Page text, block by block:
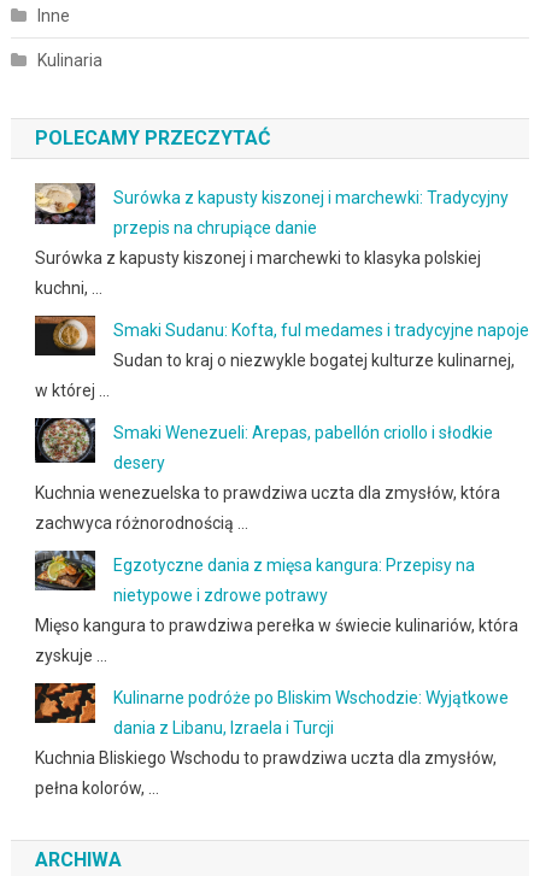
Inne
Kulinaria
POLECAMY PRZECZYTAĆ
Surówka z kapusty kiszonej i marchewki: Tradycyjny
przepis na chrupiące danie
Surówka z kapusty kiszonej i marchewki to klasyka polskiej
kuchni, …
Smaki Sudanu: Kofta, ful medames i tradycyjne napoje
Sudan to kraj o niezwykle bogatej kulturze kulinarnej,
w której …
Smaki Wenezueli: Arepas, pabellón criollo i słodkie
desery
Kuchnia wenezuelska to prawdziwa uczta dla zmysłów, która
zachwyca różnorodnością …
Egzotyczne dania z mięsa kangura: Przepisy na
nietypowe i zdrowe potrawy
Mięso kangura to prawdziwa perełka w świecie kulinariów, która
zyskuje …
Kulinarne podróże po Bliskim Wschodzie: Wyjątkowe
dania z Libanu, Izraela i Turcji
Kuchnia Bliskiego Wschodu to prawdziwa uczta dla zmysłów,
pełna kolorów, …
ARCHIWA